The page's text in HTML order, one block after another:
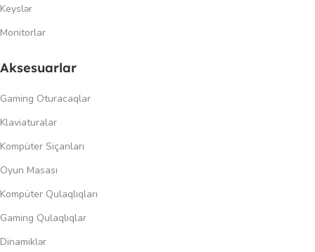
Keyslər
Monitorlar
Aksesuarlar
Gaming Oturacaqlar
Klaviaturalar
Kompüter Siçanları
Oyun Masası
Kompüter Qulaqlıqları
Gaming Qulaqlıqlar
Dinamiklər